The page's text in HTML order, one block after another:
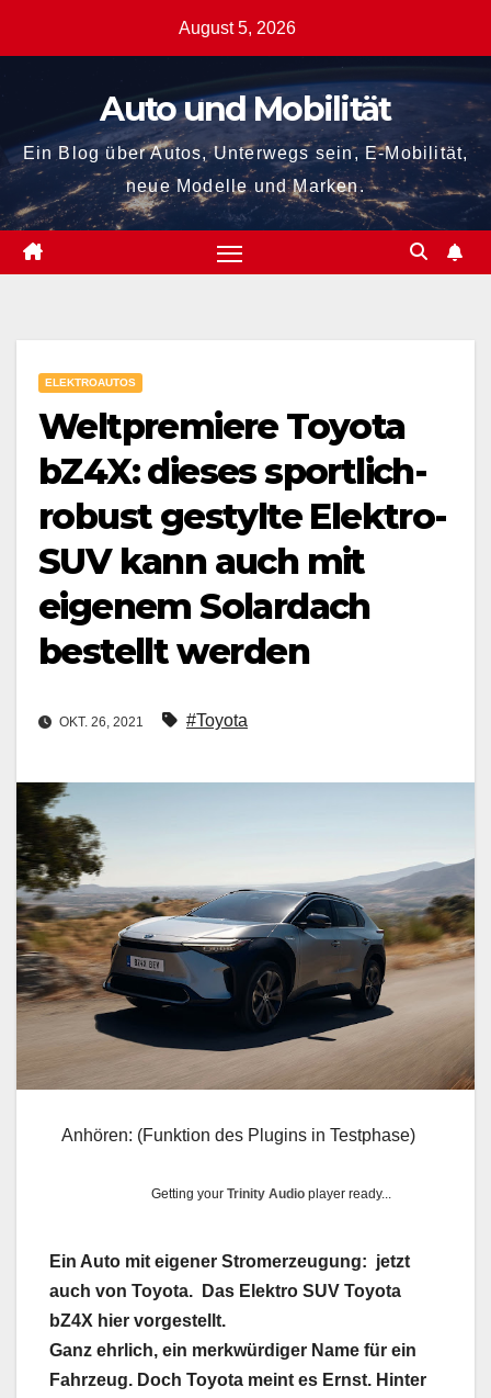
August 5, 2026
Auto und Mobilität
Ein Blog über Autos, Unterwegs sein, E-Mobilität,
neue Modelle und Marken.
ELEKTROAUTOS
Weltpremiere Toyota
bZ4X: dieses sportlich-
robust gestylte Elektro-
SUV kann auch mit
eigenem Solardach
bestellt werden
OKT. 26, 2021 #Toyota
Anhören: (Funktion des Plugins in Testphase)
Getting yourTrinity Audio player ready...
Ein Auto mit eigener Stromerzeugung: jetzt
auch von Toyota. Das Elektro SUV Toyota
bZ4X hier vorgestellt.
Ganz ehrlich, ein merkwürdiger Name für ein
Fahrzeug. Doch Toyota meint es Ernst. Hinter